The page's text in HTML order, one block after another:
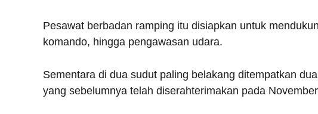
Pesawat berbadan ramping itu disiapkan untuk
komando, hingga pengawasan udara.
Sementara di dua sudut paling belakang ditempatkan
yang sebelumnya telah diserahterimakan pada